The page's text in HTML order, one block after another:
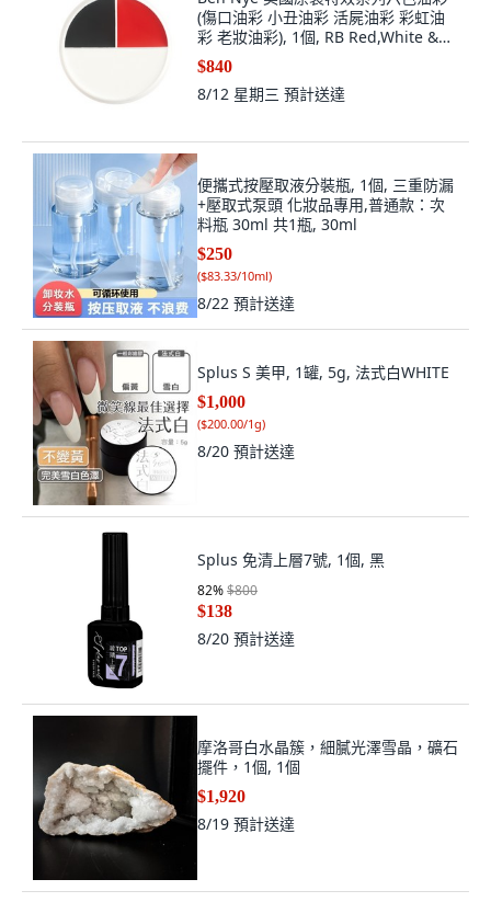
(傷口油彩 小丑油彩 活屍油彩 彩虹油
彩 老妝油彩), 1個, RB Red,White &
Black
$840
8/12 星期三 預計送達
便攜式按壓取液分裝瓶, 1個, 三重防漏
+壓取式泵頭 化妝品專用,普通款：次
料瓶 30ml 共1瓶, 30ml
$250
($83.33/10ml)
8/22 預計送達
Splus S 美甲, 1罐, 5g, 法式白WHITE
$1,000
($200.00/1g)
8/20 預計送達
Splus 免清上層7號, 1個, 黑
82%$800
$138
8/20 預計送達
摩洛哥白水晶簇，細膩光澤雪晶，礦石
擺件，1個, 1個
$1,920
8/19 預計送達